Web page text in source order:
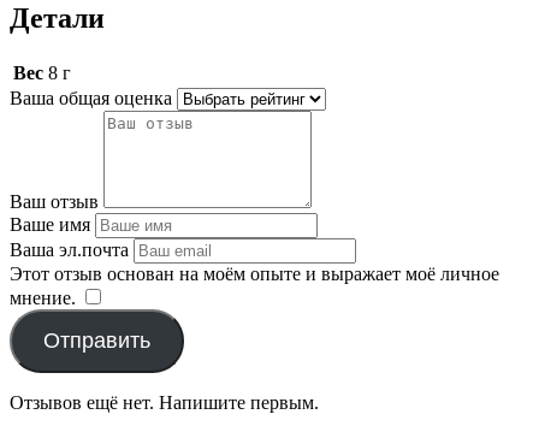
Детали
Вес 8 г
Ваша общая оценка
Ваш отзыв
Ваше имя
Ваша эл.почта
Этот отзыв основан на моём опыте и выражает моё личное
мнение.
Отправить
Отзывов ещё нет. Напишите первым.